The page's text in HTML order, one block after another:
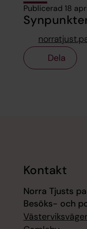
Publicerad 18
Dela
Kontakt
Norra Tjusts
Besöks- och